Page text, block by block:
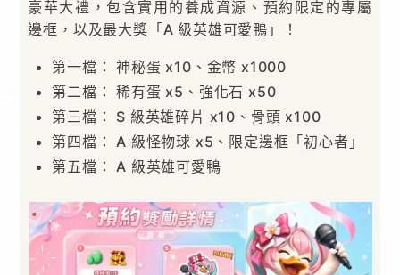
豪華大禮，包含實用的養成資源、預約限定的專屬
邊框，以及最大獎「A 級英雄可愛鴨」！
第一檔： 神秘蛋 x10、金幣 x1000
第二檔： 稀有蛋 x5、強化石 x50
第三檔： S 級英雄碎片 x10、骨頭 x100
第四檔： A 級怪物球 x5、限定邊框「初心者」
第五檔： A 級英雄可愛鴨